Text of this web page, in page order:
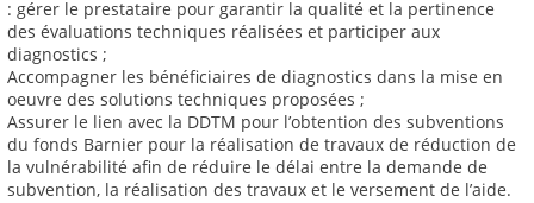
: gérer le prestataire pour garantir la qualité et la pertinence
des évaluations techniques réalisées et participer aux
diagnostics ;
Accompagner les bénéficiaires de diagnostics dans la mise en
oeuvre des solutions techniques proposées ;
Assurer le lien avec la DDTM pour l’obtention des subventions
du fonds Barnier pour la réalisation de travaux de réduction de
la vulnérabilité afin de réduire le délai entre la demande de
subvention, la réalisation des travaux et le versement de l’aide.